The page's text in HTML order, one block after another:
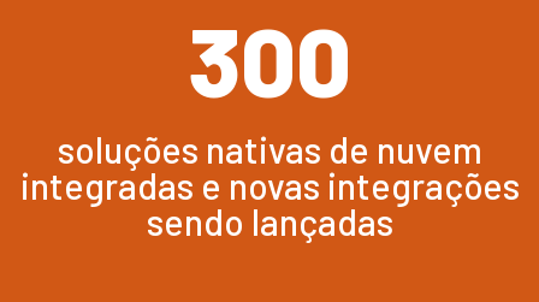
300
soluções nativas de nuvem
integradas e novas integrações
sendo lançadas